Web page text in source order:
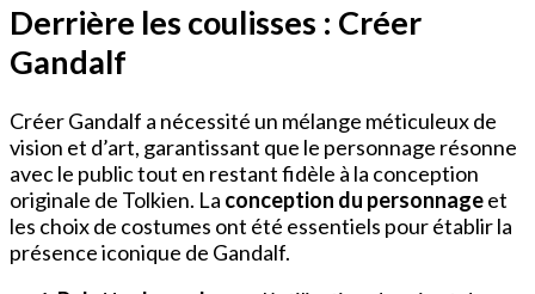
Derrière les coulisses : Créer
Gandalf
Créer Gandalf a nécessité un mélange méticuleux de
vision et d’art, garantissant que le personnage résonne
avec le public tout en restant fidèle à la conception
originale de Tolkien. La conception du personnageet
les choix de costumes ont été essentiels pour établir la
présence iconique de Gandalf.